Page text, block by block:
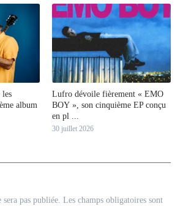
les
album
Lufro dévoile fièrement « EMO
BOY », son cinquième EP conçu
en pl ...
30 juillet 2026
sera pas publiée. Les champs obligatoires sont